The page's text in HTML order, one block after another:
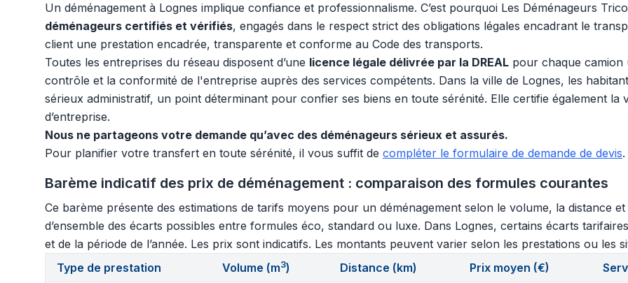
Un déménagement à Lognes implique confiance et professionnalisme. C’est pourquoi Les Déménageurs
déménageurs certifiés et vérifiés, engagés dans le respect strict des obligations légales encadrant le
client une prestation encadrée, transparente et conforme au Code des transports.
Toutes les entreprises du réseau disposent d’une licence légale délivrée par la DREAL pour chaque camion
contrôle et la conformité de l'entreprise auprès des services compétents. Dans la ville de Lognes, les
sérieux administratif, un point déterminant pour confier ses biens en toute sérénité. Elle certifie également la
d’entreprise.
Nous ne partageons votre demande qu’avec des déménageurs sérieux et assurés.
Pour planifier votre transfert en toute sérénité, il vous suffit de compléter le formulaire de demande de devis.
Barème indicatif des prix de déménagement : comparaison des formules courantes
Ce barème présente des estimations de tarifs moyens pour un déménagement selon le volume, la distance
d’ensemble des écarts possibles entre formules éco, standard ou luxe. Dans Lognes, certains écarts
et de la période de l’année. Les prix sont indicatifs. Les montants peuvent varier selon les prestations ou les
Type de prestation
Volume (m3) Distance (km) Prix moyen (€)